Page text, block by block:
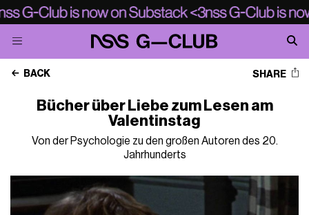
BACK SHARE
Bücher über Liebe zum Lesen am
Valentinstag
Von der Psychologie zu den großen Autoren des 20.
Jahrhunderts